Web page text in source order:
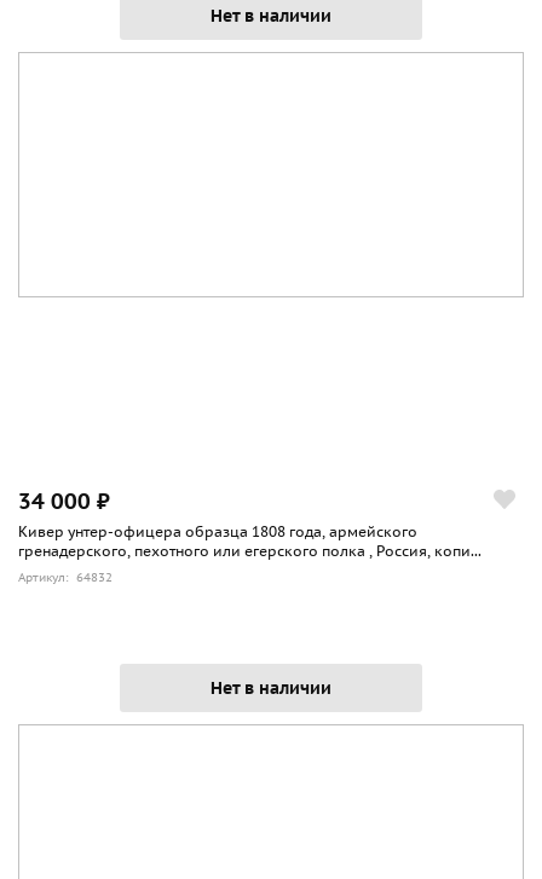
Нет в наличии
34 000 ₽
Кивер унтер-офицера образца 1808 года, армейского
гренадерского, пехотного или егерского полка , Россия, копи...
Артикул: 64832
Нет в наличии